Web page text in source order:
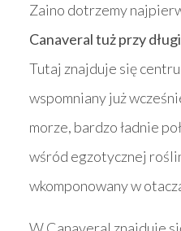
Zaino dotrzemy
Canaveral tuż przy
Tutaj znajduje się
wspomniany już
morze, bardzo ładnie
wśród egzotycznej
wkomponowany w